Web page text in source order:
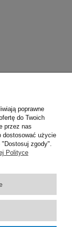
0,00 zł
poprawne
do Twoich
przez nas
dostosować użycie
"Dostosuj zgody".
Polityce